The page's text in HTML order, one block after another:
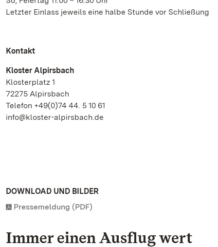
Letzter Einlass jeweils eine halbe Stunde vor Schließung
Kontakt
Kloster Alpirsbach
Klosterplatz 1
72275 Alpirsbach
Telefon +49(0)74 44. 5 10 61
info@kloster-alpirsbach.de
DOWNLOAD UND BILDER
Pressemeldung (PDF)
Immer einen Ausflug wert